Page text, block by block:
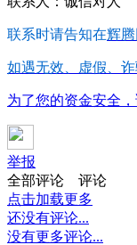
联系时请告知在辉
如遇无效、虚假、
为了您的资金安全
举报
全部评论
评论
点击加载更多
还没有评论...
没有更多评论...